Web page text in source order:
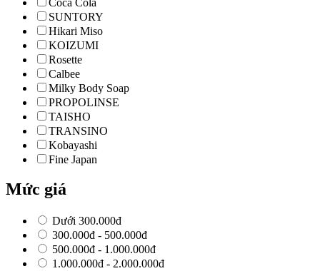
SUNTORY
Hikari Miso
KOIZUMI
Rosette
Calbee
Milky Body Soap
PROPOLINSE
TAISHO
TRANSINO
Kobayashi
Fine Japan
Mức giá
Dưới 300.000đ
300.000đ - 500.000đ
500.000đ - 1.000.000đ
1.000.000đ - 2.000.000đ